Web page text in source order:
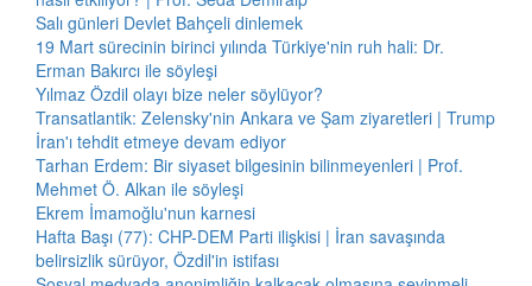
Salı günleri Devlet Bahçeli dinlemek
19 Mart sürecinin birinci yılında Türkiye'nin ruh hali: Dr.
Erman Bakırcı ile söyleşi
Yılmaz Özdil olayı bize neler söylüyor?
Transatlantik: Zelensky'nin Ankara ve Şam ziyaretleri | Trump
İran'ı tehdit etmeye devam ediyor
Tarhan Erdem: Bir siyaset bilgesinin bilinmeyenleri | Prof.
Mehmet Ö. Alkan ile söyleşi
Ekrem İmamoğlu'nun karnesi
Hafta Başı (77): CHP-DEM Parti ilişkisi | İran savaşında
belirsizlik sürüyor, Özdil'in istifası